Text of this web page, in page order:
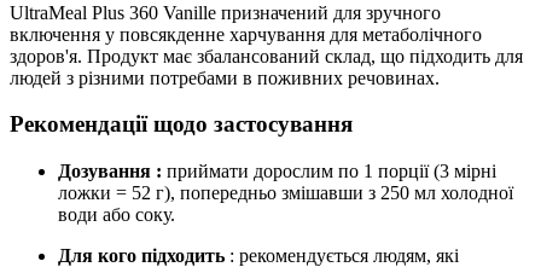
UltraMeal Plus 360 Vanille призначений для зручного
включення у повсякденне харчування для метаболічного
здоров'я. Продукт має збалансований склад, що підходить для
людей з різними потребами в поживних речовинах.
Рекомендації щодо застосування
Дозування : приймати дорослим по 1 порції (3 мірні
ложки = 52 г), попередньо змішавши з 250 мл холодної
води або соку.
Для кого підходить : рекомендується людям, які